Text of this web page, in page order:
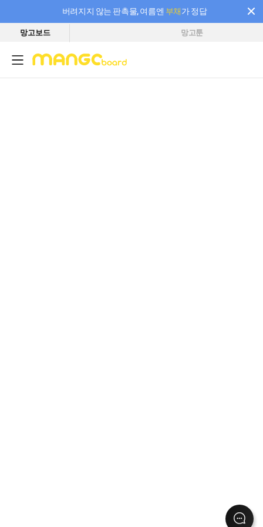
버려지지 않는 판촉물, 여름엔 부채가 정답
필요한 만큼 충전하고 끊김 없이 작업하세요! 새로워진 AI 부스터 요금제
망고보드 망고툰